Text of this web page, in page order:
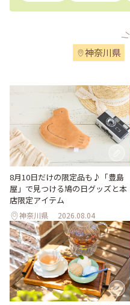
神奈川県
8月10日だけの限定品も♪「豊島
屋」で見つける鳩の日グッズと本
店限定アイテム
神奈川県 2026.08.04